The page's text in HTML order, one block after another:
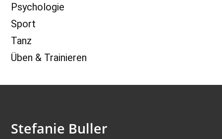
Psychologie
Sport
Tanz
Üben & Trainieren
Stefanie Buller